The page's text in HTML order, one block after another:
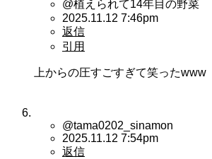
@植えられて14年目の野菜
2025.11.12 7:46pm
返信
引用
上からの圧すごすぎて笑ったwww
@tama0202_sinamon
2025.11.12 7:54pm
返信